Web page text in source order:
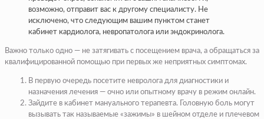
возможно, отправит вас к другому специалисту. Не
исключено, что следующим вашим пунктом станет
кабинет кардиолога, невропатолога или эндокринолога.
Важно только одно — не затягивать с посещением врача, а обращаться за
квалифицированной помощью при первых же неприятных симптомах.
В первую очередь посетите невролога для диагностики и
назначения лечения — очно или опытному врачу в режим онлайн.
Зайдите в кабинет мануального терапевта. Головную боль могут
вызывать так называемые «зажимы» в шейном отделе и плечевом